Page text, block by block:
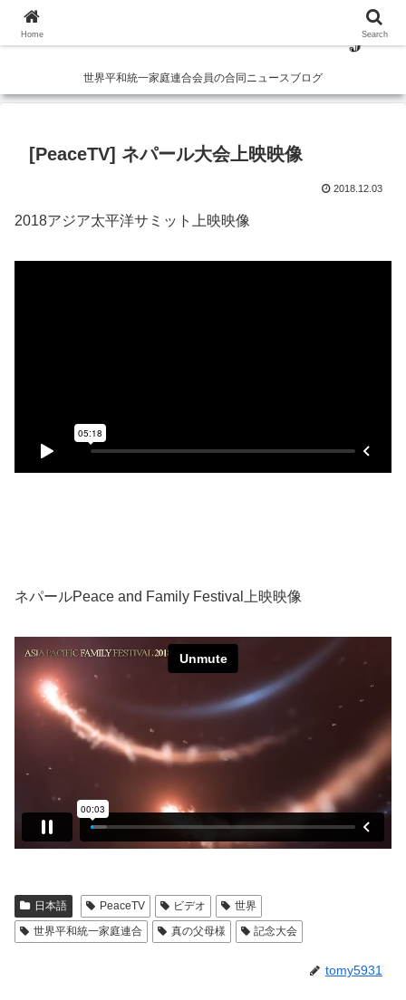
世界平和統一家庭連合会員の合同ニュースブログ
[PeaceTV] ネパール大会上映映像
2018.12.03
2018アジア太平洋サミット上映映像
ネパールPeace and Family Festival上映映像
日本語 PeaceTV ビデオ
世界
世界平和統一家庭連合
真の父母様 記念大会
tomy5931
Home Search